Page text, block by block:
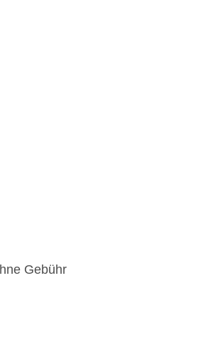
Gebühr